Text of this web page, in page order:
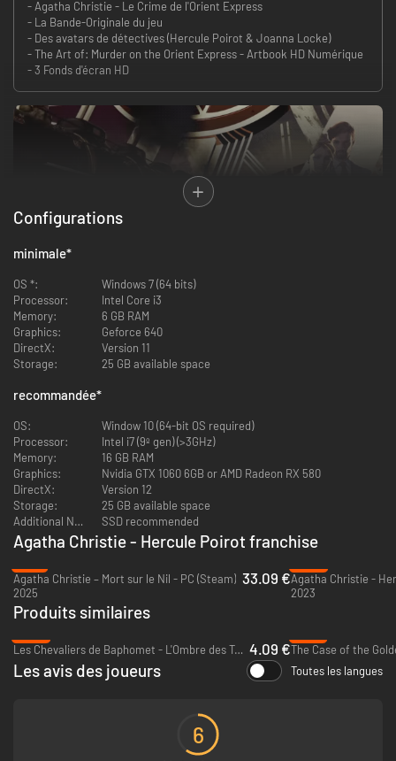
- Agatha Christie - Le Crime de l'Orient Express
- La Bande-Originale du jeu
- Des avatars de détectives (Hercule Poirot & Joanna Locke)
- The Art of: Murder on the Orient Express - Artbook HD Numérique
- 3 Fonds d'écran HD
emblématique d'Agatha Christie avec le Crime de l'Orient-Express, se
déroulant en 2023 et qui donnera vie à l'histoire originale comme jamais
auparavant. Avec de nouveaux éléments scénaristiques ajoutés à
l'histoire originale, redécouvrez l'une des plus grandes enquêtes du
célèbre détective Hercule Poirot.
de ce voyage, se révèle être entouré d'un groupe de personnages
motivations, et va alors tenter d'élucider le meurtre qui vient d'avoir lieu.
Résoudre le mystère ne sera pas facile. A travers de nombreux
rebondissements, faites appel à vos petites cellules grises et à vos
talents de détective pour démêler le vrai du faux et mettre en lumière la
vérité.
Que vous soyez un fan du livre emblématique ou des films, un amateur de
meurtres mystérieux ou simplement à la recherche d'une aventure
palpitante, cette nouvelle proposition a de quoi plaire à tout le monde.
Alors, prenez place à bord de l'Orient-Express et que le voyage
commence !
CARACTERISTIQUES
Configurations
minimale*
OS *:
Windows 7 (64 bits)
Processor:
Intel Core i3
Memory:
6 GB RAM
Graphics:
Geforce 640
DirectX:
Version 11
Storage:
25 GB available space
recommandée*
OS:
Window 10 (64-bit OS required)
Processor:
Intel i7 (9º gen) (>3GHz)
Memory:
16 GB RAM
Graphics:
Nvidia GTX 1060 6GB or AMD Radeon RX 580
DirectX:
Version 12
Storage:
25 GB available space
Additional Notes:
SSD recommended
Agatha Christie - Hercule Poirot franchise
Agatha Christie – Mort sur le Nil - PC (Steam)
2025
33.09 €
2023
Produits similaires
Les Chevaliers de Baphomet - L'Ombre des Templiers: Reforged - PC & Mac (Steam) 4.09 €The Case of the
Les avis des joueurs Toutes les langues
6